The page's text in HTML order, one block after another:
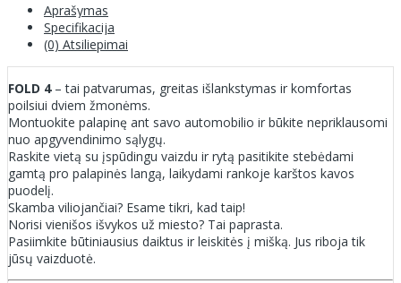
Aprašymas
Specifikacija
(0) Atsiliepimai
FOLD 4– tai patvarumas, greitas išlankstymas ir komfortas
poilsiui dviem žmonėms.
Montuokite palapinę ant savo automobilio ir būkite nepriklausomi
nuo apgyvendinimo sąlygų.
Raskite vietą su įspūdingu vaizdu ir rytą pasitikite stebėdami
gamtą pro palapinės langą, laikydami rankoje karštos kavos
puodelį.
Skamba viliojančiai? Esame tikri, kad taip!
Norisi vienišos išvykos už miesto? Tai paprasta.
Pasiimkite būtiniausius daiktus ir leiskitės į mišką. Jus riboja tik
jūsų vaizduotė.